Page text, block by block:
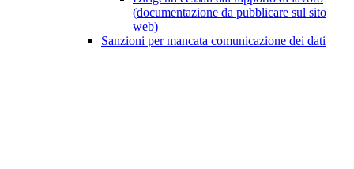
(documentazione da pubblicare sul sito
web)
Sanzioni per mancata comunicazione dei dati